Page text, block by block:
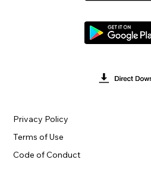
Terms of Use
Privacy Policy
Code of Conduct